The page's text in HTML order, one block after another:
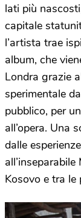
lati più
capitale
l’artista trae
album, che
Londra grazie
sperimentale
pubblico, per
all’opera. Una
dalle
Kosovo e tra le